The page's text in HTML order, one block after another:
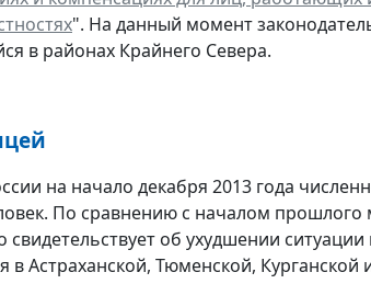
". На данный момент
в районах Крайнего Севера.
на начало декабря 2013 года
По сравнению с началом прошлого
свидетельствует об ухудшении
в Астраханской, Тюменской,